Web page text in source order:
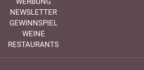
NEWSLETTER
GEWINNSPIEL
WEINE
RESTAURANTS